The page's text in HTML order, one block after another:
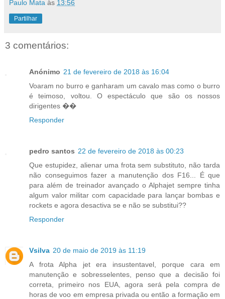
Paulo Mata às 13:56
Partilhar
3 comentários:
Anónimo 21 de fevereiro de 2018 às 16:04
Voaram no burro e ganharam um cavalo mas como o burro
é teimoso, voltou. O espectáculo que são os nossos
dirigentes ��
Responder
pedro santos 22 de fevereiro de 2018 às 00:23
Que estupidez, alienar uma frota sem substituto, não tarda
não conseguimos fazer a manutenção dos F16... É que
para além de treinador avançado o Alphajet sempre tinha
algum valor militar com capacidade para lançar bombas e
rockets e agora desactiva se e não se substitui??
Responder
Vsilva 20 de maio de 2019 às 11:19
A frota Alpha jet era insustentavel, porque cara em
manutenção e sobresselentes, penso que a decisão foi
correta, primeiro nos EUA, agora será pela compra de
horas de voo em empresa privada ou então a formação em